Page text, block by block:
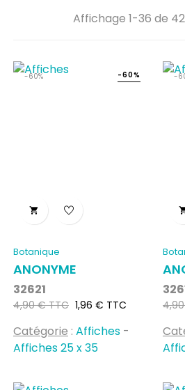
Affichage 1-36 de
-60%

Botanique
ANONYME
32621
Prix
4,90 € TTC
-60%
Prix
1,96 € TTC
Catégorie : Affiches -
Affiches 25 x 35
-
Prix